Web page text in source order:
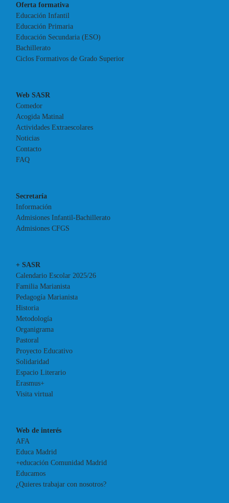
Oferta formativa
Educación Infantil
Educación Primaria
Educación Secundaria (ESO)
Bachillerato
Ciclos Formativos de Grado Superior
Web SASR
Comedor
Acogida Matinal
Actividades Extraescolares
Noticias
Contacto
FAQ
Secretaría
Información
Admisiones Infantil-Bachillerato
Admisiones CFGS
+ SASR
Calendario Escolar 2025/26
Familia Marianista
Pedagogía Marianista
Historia
Metodología
Organigrama
Pastoral
Proyecto Educativo
Solidaridad
Espacio Literario
Erasmus+
Visita virtual
Web de interés
AFA
Educa Madrid
+educación Comunidad Madrid
Educamos
¿Quieres trabajar con nosotros?